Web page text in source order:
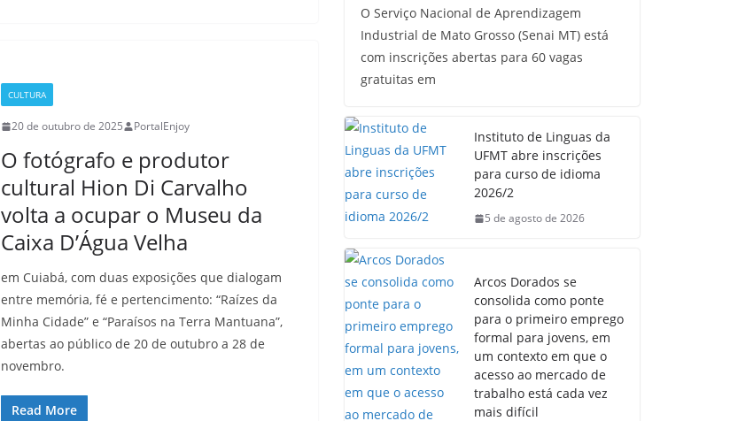
CULTURA
20 de outubro de 2025 PortalEnjoy
O fotógrafo e produtor
cultural Hion Di Carvalho
volta a ocupar o Museu da
Caixa D’Água Velha
em Cuiabá, com duas exposições que dialogam
entre memória, fé e pertencimento: “Raízes da
Minha Cidade” e “Paraísos na Terra Mantuana”,
abertas ao público de 20 de outubro a 28 de
novembro.
Read More
O Serviço Nacional de Aprendizagem
Industrial de Mato Grosso (Senai MT) está
com inscrições abertas para 60 vagas
gratuitas em
Instituto de Linguas da
UFMT abre inscrições
para curso de idioma
2026/2
5 de agosto de 2026
Arcos Dorados se
consolida como ponte
para o primeiro emprego
formal para jovens, em
um contexto em que o
acesso ao mercado de
trabalho está cada vez
mais difícil